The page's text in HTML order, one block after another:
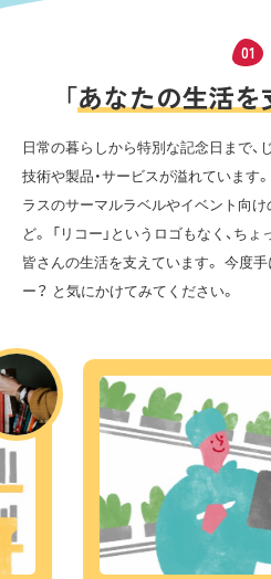
「あなたの生活を
日常の暮らしから特別な記念日まで
技術や製品・サービスが溢れています。
ラスのサーマルラベルやイベント向け
ど。
「リコー」というロゴもなく、ち
皆さんの生活を支えています。 今度手
ー？ と気にかけてみてください。